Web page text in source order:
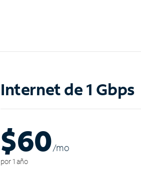
Internet de 1 Gbps
$60/mo
por 1 año